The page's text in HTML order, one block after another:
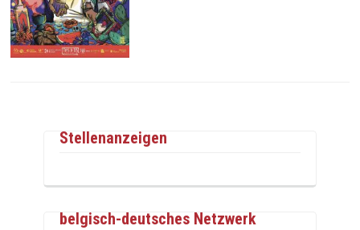
Stellenanzeigen
belgisch-deutsches Netzwerk